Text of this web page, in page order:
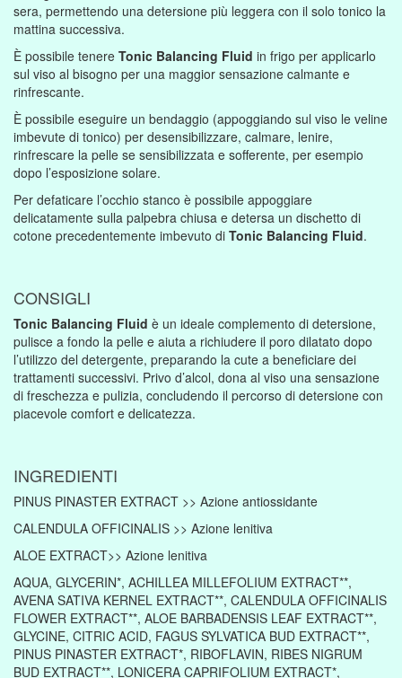
sera, permettendo una detersione più leggera con il solo tonico la
mattina successiva.
È possibile tenere Tonic Balancing Fluid in frigo per applicarlo
sul viso al bisogno per una maggior sensazione calmante e
rinfrescante.
È possibile eseguire un bendaggio (appoggiando sul viso le veline
imbevute di tonico) per desensibilizzare, calmare, lenire,
rinfrescare la pelle se sensibilizzata e sofferente, per esempio
dopo l’esposizione solare.
Per defaticare l’occhio stanco è possibile appoggiare
delicatamente sulla palpebra chiusa e detersa un dischetto di
cotone precedentemente imbevuto di Tonic Balancing Fluid.
CONSIGLI
Tonic Balancing Fluid è un ideale complemento di detersione,
pulisce a fondo la pelle e aiuta a richiudere il poro dilatato dopo
l’utilizzo del detergente, preparando la cute a beneficiare dei
trattamenti successivi. Privo d’alcol, dona al viso una sensazione
di freschezza e pulizia, concludendo il percorso di detersione con
piacevole comfort e delicatezza.
INGREDIENTI
PINUS PINASTER EXTRACT >> Azione antiossidante
CALENDULA OFFICINALIS >> Azione lenitiva
ALOE EXTRACT>> Azione lenitiva
AQUA, GLYCERIN*, ACHILLEA MILLEFOLIUM EXTRACT**,
AVENA SATIVA KERNEL EXTRACT**, CALENDULA OFFICINALIS
FLOWER EXTRACT**, ALOE BARBADENSIS LEAF EXTRACT**,
GLYCINE, CITRIC ACID, FAGUS SYLVATICA BUD EXTRACT**,
PINUS PINASTER EXTRACT*, RIBOFLAVIN, RIBES NIGRUM
BUD EXTRACT**, LONICERA CAPRIFOLIUM EXTRACT*,